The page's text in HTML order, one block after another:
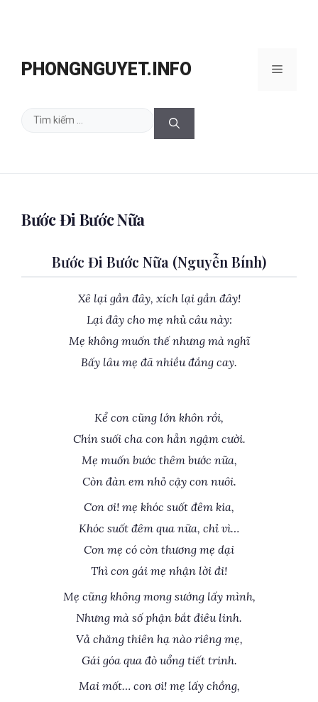
PHONGNGUYET.INFO Menu
Tìm
Bước Đi Bước Nữa
Bước Đi Bước Nữa (Nguyễn Bính)
Xê lại gần đây, xích lại gần đây!
Lại đây cho mẹ nhủ câu này:
Mẹ không muốn thế nhưng mà nghĩ
Bấy lâu mẹ đã nhiều đắng cay.
Kể con cũng lớn khôn rồi,
Chín suối cha con hẳn ngậm cười.
Mẹ muốn bước thêm bước nữa,
Còn đàn em nhỏ cậy con nuôi.
Con ơi! mẹ khóc suốt đêm kia,
Khóc suốt đêm qua nữa, chỉ vì…
Con mẹ có còn thương mẹ dại
Thì con gái mẹ nhận lời đi!
Mẹ cũng không mong sướng lấy mình,
Nhưng mà số phận bắt điêu linh.
Vả chăng thiên hạ nào riêng mẹ,
Gái góa qua đò uổng tiết trinh.
Mai mốt… con ơi! mẹ lấy chồng,